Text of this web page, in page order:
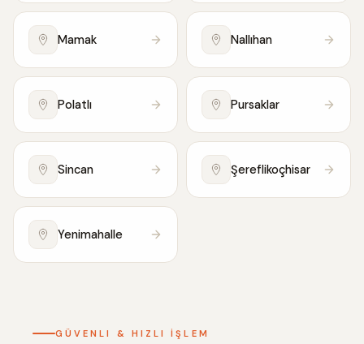
Mamak Nallıhan
Polatlı Pursaklar
Sincan Şereflikoçhisar
Yenimahalle
GÜVENLI & HIZLI İŞLEM